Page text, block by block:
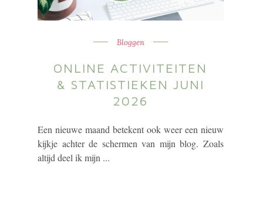
Bloggen
ONLINE ACTIVITEITEN
& STATISTIEKEN JUNI
2026
Een nieuwe maand betekent ook weer een nieuw
kijkje achter de schermen van mijn blog. Zoals
altijd deel ik mijn ...